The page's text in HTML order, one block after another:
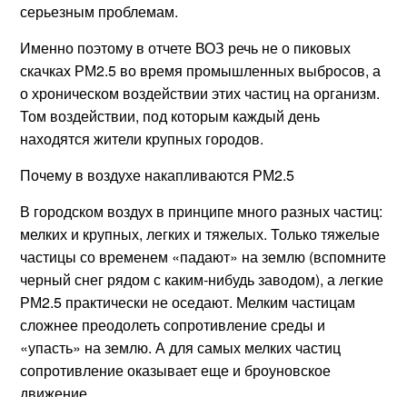
серьезным проблемам.
Именно поэтому в отчете ВОЗ речь не о пиковых
скачках РМ2.5 во время промышленных выбросов, а
о хроническом воздействии этих частиц на организм.
Том воздействии, под которым каждый день
находятся жители крупных городов.
Почему в воздухе накапливаются РМ2.5
В городском воздух в принципе много разных частиц:
мелких и крупных, легких и тяжелых. Только тяжелые
частицы со временем «падают» на землю (вспомните
черный снег рядом с каким-нибудь заводом), а легкие
РМ2.5 практически не оседают. Мелким частицам
сложнее преодолеть сопротивление среды и
«упасть» на землю. А для самых мелких частиц
сопротивление оказывает еще и броуновское